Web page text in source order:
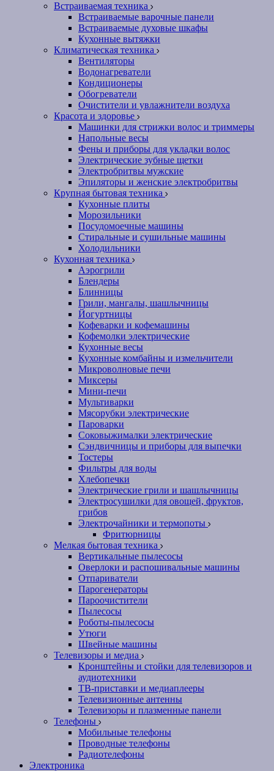
Встраиваемая техника
Встраиваемые варочные панели
Встраиваемые духовые шкафы
Кухонные вытяжки
Климатическая техника
Вентиляторы
Водонагреватели
Кондиционеры
Обогреватели
Очистители и увлажнители воздуха
Красота и здоровье
Машинки для стрижки волос и триммеры
Напольные весы
Фены и приборы для укладки волос
Электрические зубные щетки
Электробритвы мужские
Эпиляторы и женские электробритвы
Крупная бытовая техника
Кухонные плиты
Морозильники
Посудомоечные машины
Стиральные и сушильные машины
Холодильники
Кухонная техника
Аэрогрили
Блендеры
Блинницы
Грили, мангалы, шашлычницы
Йогуртницы
Кофеварки и кофемашины
Кофемолки электрические
Кухонные весы
Кухонные комбайны и измельчители
Микроволновые печи
Миксеры
Мини-печи
Мультиварки
Мясорубки электрические
Пароварки
Соковыжималки электрические
Сэндвичницы и приборы для выпечки
Тостеры
Фильтры для воды
Хлебопечки
Электрические грили и шашлычницы
Электросушилки для овощей, фруктов,
грибов
Электрочайники и термопоты
Фритюрницы
Мелкая бытовая техника
Вертикальные пылесосы
Оверлоки и распошивальные машины
Отпариватели
Парогенераторы
Пароочистители
Пылесосы
Роботы-пылесосы
Утюги
Швейные машины
Телевизоры и медиа
Кронштейны и стойки для телевизоров и
аудиотехники
ТВ-приставки и медиаплееры
Телевизионные антенны
Телевизоры и плазменные панели
Телефоны
Мобильные телефоны
Проводные телефоны
Радиотелефоны
Электроника